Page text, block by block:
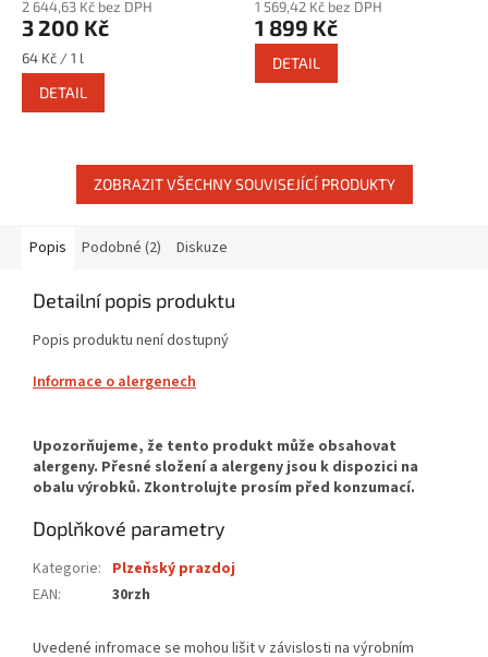
2 644,63 Kč bez DPH
3 200 Kč
Měrná
cena:
64 Kč / 1 l
DETAIL
1 569,42 Kč bez DPH
1 899 Kč
DETAIL
ZOBRAZIT VŠECHNY SOUVISEJÍCÍ PRODUKTY
Popis Podobné (2) Diskuze
Detailní popis produktu
Popis produktu není dostupný
Informace o alergenech
Doplňkové parametry
Kategorie: Plzeňský prazdoj
EAN: 30rzh